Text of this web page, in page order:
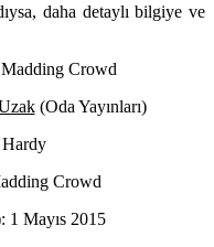
daha detaylı bilgiye ve
Crowd
(Oda Yayınları)
Hardy
Crowd
Mayıs 2015